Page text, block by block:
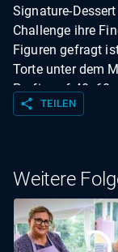
Signature-
Challenge ihre
Figuren gefragt
Torte unter dem
Profis auf 40x60
drei
share TEILEN
Weitere